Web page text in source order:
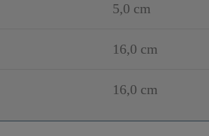
5,0 cm
16,0 cm
16,0 cm